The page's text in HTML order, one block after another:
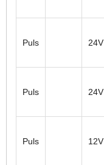
Puls 24V
Puls 24V
Puls 12V